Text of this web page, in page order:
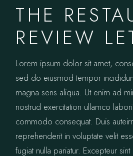
THE
REVIEW
Lorem ipsum dolor sit amet,
sed do eiusmod tempor
magna sens aliqua. Ut enim ad
nostrud exercitation ullamco
commodo consequat. Duis
reprehenderit in voluptate velit
fugiat nulla pariatur. Excepteur